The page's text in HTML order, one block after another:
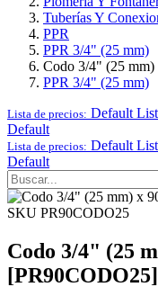
Tuberías Y
PPR
PPR 3/4" (25 mm)
Codo 3/4" (25
PPR 3/4" (25 mm)
Lista de precios: Default
Default
Lista de precios: Default
Default
SKU PR90CODO25
Codo 3/4" (25
[PR90CODO25]